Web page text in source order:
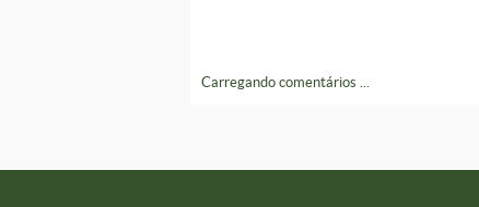
Carregando comentários ...